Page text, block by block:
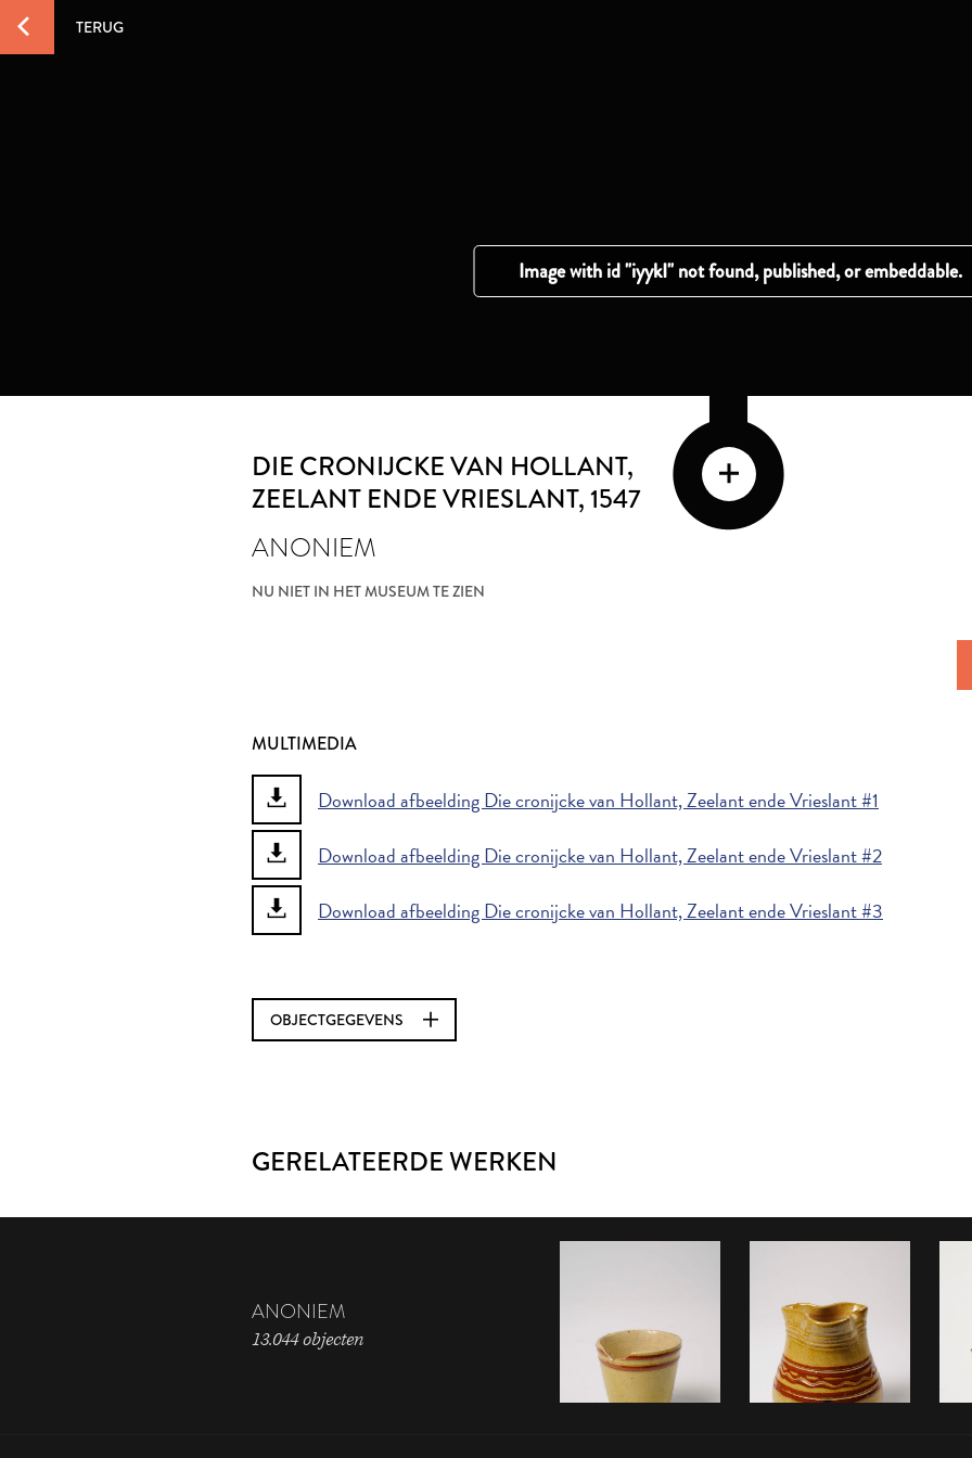
TERUG
DIE CRONIJCKE VAN HOLLANT,
ZEELANT ENDE VRIESLANT, 1547
ANONIEM
NU NIET IN HET MUSEUM TE ZIEN
MULTIMEDIA
Download afbeelding Die cronijcke van Hollant, Zeelant ende Vrieslant #1
Download afbeelding Die cronijcke van Hollant, Zeelant ende Vrieslant #2
Download afbeelding Die cronijcke van Hollant, Zeelant ende Vrieslant #3
OBJECTGEGEVENS
GERELATEERDE WERKEN
ANONIEM
13.044 objecten